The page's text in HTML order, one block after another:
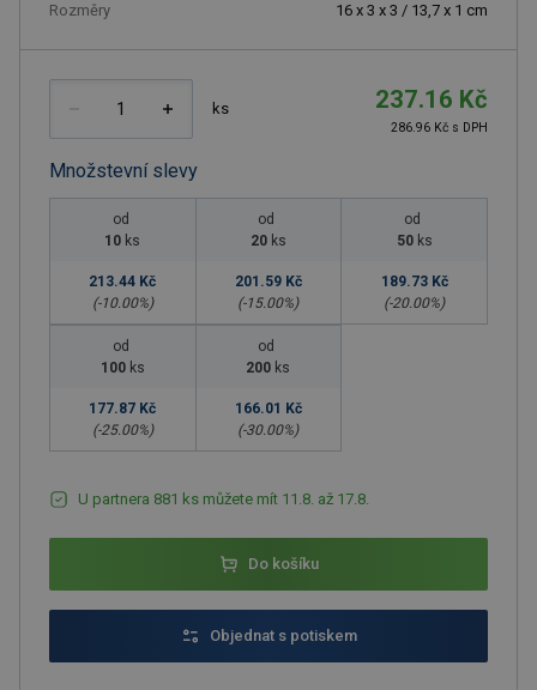
Rozměry 16 x 3 x 3 / 13,7 x 1 cm
ks 237.16 Kč
286.96 Kč s DPH
Množstevní slevy
od
10 ks
213.44 Kč
(-10.00%)
od
20 ks
201.59 Kč
(-15.00%)
od
50 ks
189.73 Kč
(-20.00%)
od
100 ks
177.87 Kč
(-25.00%)
od
200 ks
166.01 Kč
(-30.00%)
U partnera 881 ks můžete mít 11.8. až 17.8.
Do košíku
Objednat s potiskem